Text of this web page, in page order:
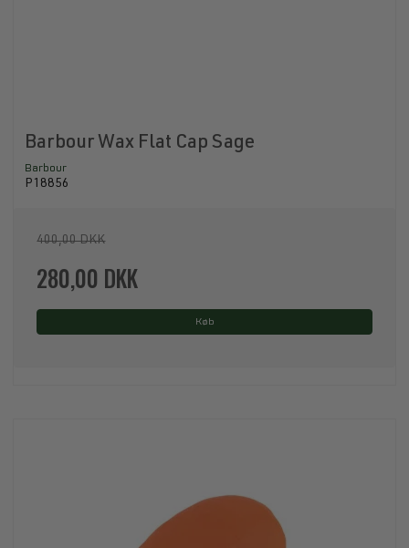
Barbour Wax Flat Cap Sage
Barbour
P18856
400,00 DKK
280,00 DKK
Køb